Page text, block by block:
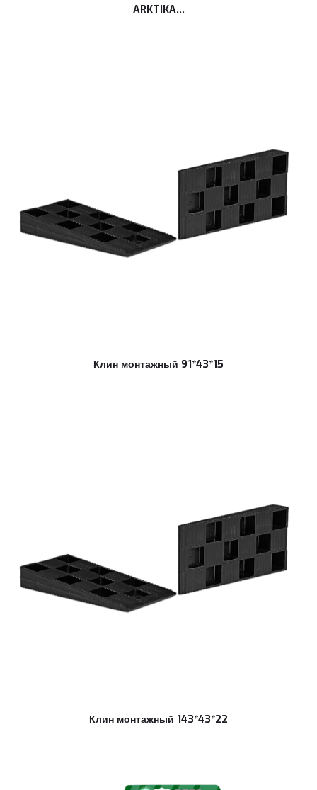
ARKTIKA...
Клин монтажный 91*43*15
Клин монтажный 143*43*22